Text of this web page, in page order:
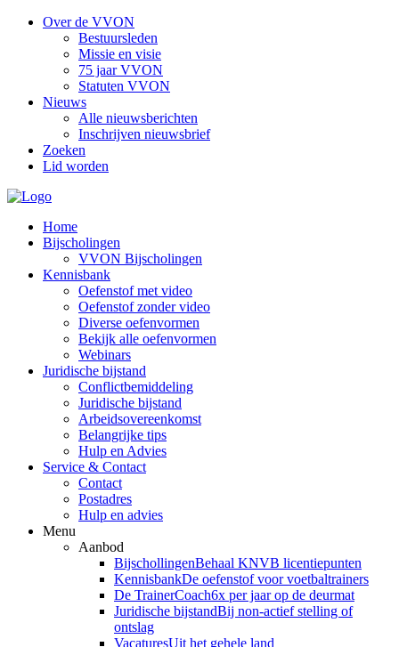
Over de VVON
Bestuursleden
Missie en visie
75 jaar VVON
Statuten VVON
Nieuws
Alle nieuwsberichten
Inschrijven nieuwsbrief
Zoeken
Lid worden
Home
Bijscholingen
VVON Bijscholingen
Kennisbank
Oefenstof met video
Oefenstof zonder video
Diverse oefenvormen
Bekijk alle oefenvormen
Webinars
Juridische bijstand
Conflictbemiddeling
Juridische bijstand
Arbeidsovereenkomst
Belangrijke tips
Hulp en Advies
Service & Contact
Contact
Postadres
Hulp en advies
Menu
Aanbod
BijschollingenBehaal KNVB licentiepunten
KennisbankDe oefenstof voor voetbaltrainers
De TrainerCoach6x per jaar op de deurmat
Juridische bijstandBij non-actief stelling of
ontslag
VacaturesUit het gehele land